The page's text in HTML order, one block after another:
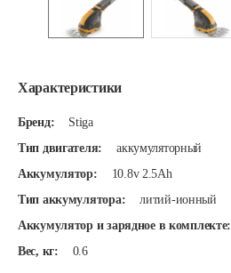
Характеристики
Бренд:
Stiga
Тип двигателя:
аккумуляторный
Аккумулятор:
10.8v 2.5Ah
Тип аккумулятора:
литий-ионный
Аккумулятор и зарядное в комплекте:
Вес, кг:
0.6